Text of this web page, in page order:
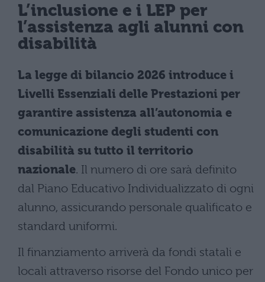
L’inclusione e i LEP per
l’assistenza agli alunni con
disabilità
La legge di bilancio 2026 introduce i
Livelli Essenziali delle Prestazioni per
garantire assistenza all’autonomia e
comunicazione degli studenti con
disabilità su tutto il territorio
nazionale. Il numero di ore sarà definito
dal Piano Educativo Individualizzato di ogni
alunno, assicurando personale qualificato e
standard uniformi.
Il finanziamento arriverà da fondi statali e
locali attraverso risorse del Fondo unico per